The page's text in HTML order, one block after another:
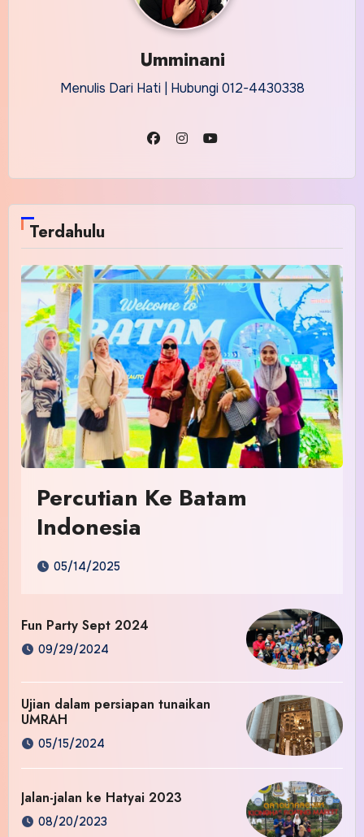
Umminani
Menulis Dari Hati | Hubungi 012-4430338
Terdahulu
Percutian Ke Batam
Indonesia
05/14/2025
Fun Party Sept 2024
09/29/2024
Ujian dalam persiapan tunaikan
UMRAH
05/15/2024
Jalan-jalan ke Hatyai 2023
08/20/2023